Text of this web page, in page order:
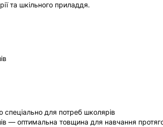
та шкільного приладдя.
спеціально для потреб школярів
— оптимальна товщина для навчання